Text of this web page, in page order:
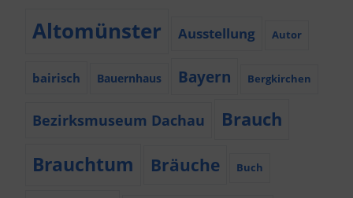
Altomünster Ausstellung Autor
bairisch Bauernhaus Bayern Bergkirchen
Bezirksmuseum Dachau Brauch
Brauchtum Bräuche Buch